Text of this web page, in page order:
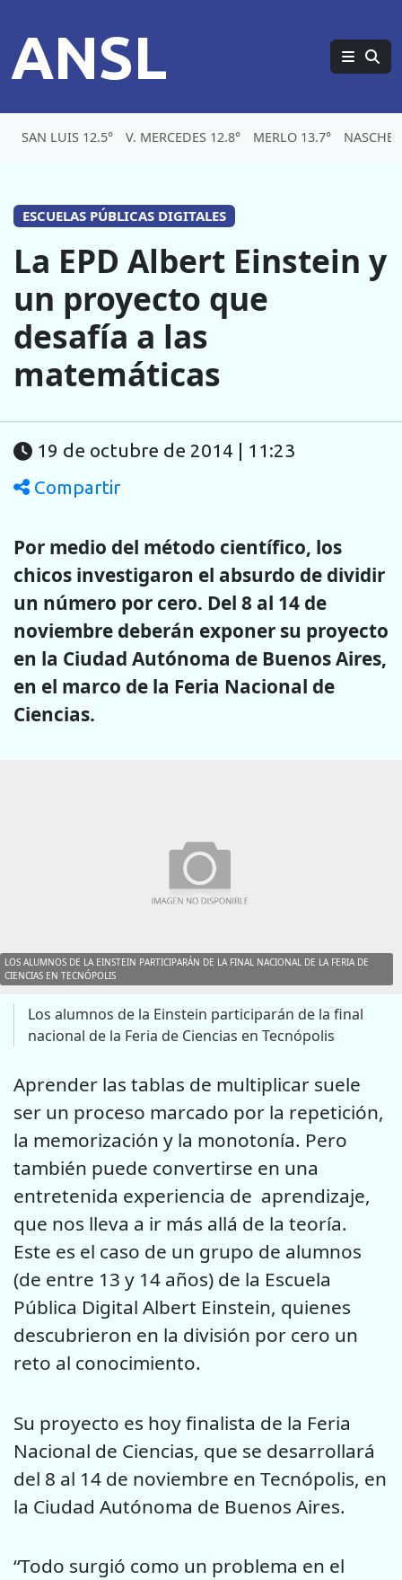
ANSL
SAN LUIS 12.5° V. MERCEDES 12.8° MERLO 13.7°
ESCUELAS PÚBLICAS DIGITALES
La EPD Albert Einstein y
un proyecto que
desafía a las
matemáticas
19 de octubre de 2014 | 11:23
Compartir
Por medio del método científico, los
chicos investigaron el absurdo de dividir
un número por cero. Del 8 al 14 de
noviembre deberán exponer su proyecto
en la Ciudad Autónoma de Buenos Aires,
en el marco de la Feria Nacional de
Ciencias.
LOS ALUMNOS DE LA EINSTEIN PARTICIPARÁN DE LA FINAL NACIONAL DE LA FERIA DE
CIENCIAS EN TECNÓPOLIS
Los alumnos de la Einstein participarán de la final
nacional de la Feria de Ciencias en Tecnópolis
Aprender las tablas de multiplicar suele
ser un proceso marcado por la repetición,
la memorización y la monotonía. Pero
también puede convertirse en una
entretenida experiencia de aprendizaje,
que nos lleva a ir más allá de la teoría.
Este es el caso de un grupo de alumnos
(de entre 13 y 14 años) de la Escuela
Pública Digital Albert Einstein, quienes
descubrieron en la división por cero un
reto al conocimiento.
Su proyecto es hoy finalista de la Feria
Nacional de Ciencias, que se desarrollará
del 8 al 14 de noviembre en Tecnópolis, en
la Ciudad Autónoma de Buenos Aires.
“Todo surgió como un problema en el